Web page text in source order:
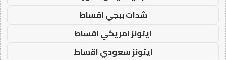
شدات ببجي اقساط
ايتونز امريكي اقساط
ايتونز سعودي اقساط